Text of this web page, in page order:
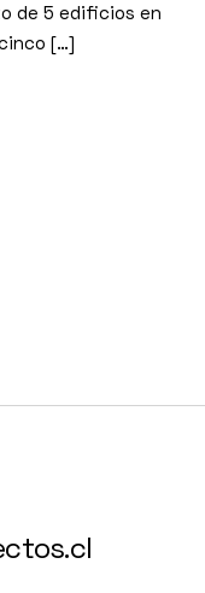
de 5 edificios en
[…]